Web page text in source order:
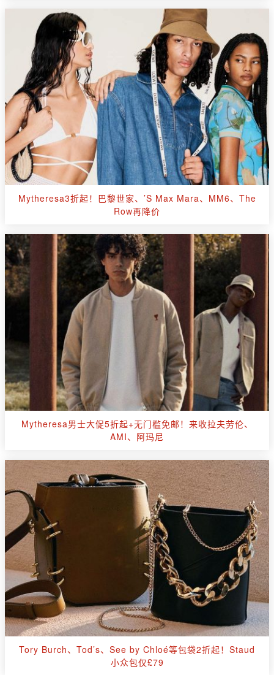
Mytheresa3折起！巴黎世家、’S Max Mara、MM6、The
Row再降价
Mytheresa男士大促5折起+无门槛免邮！来收拉夫劳伦、
AMI、阿玛尼
Tory Burch、Tod’s、See by Chloé等包袋2折起！Staud
小众包仅£79